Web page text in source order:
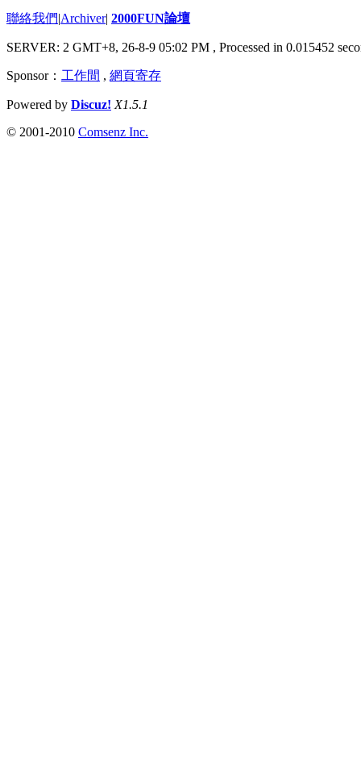
聯絡我們|Archiver| 2000FUN論壇
SERVER: 2 GMT+8, 26-8-9 05:02 PM , Processed in 0.015452
Sponsor： 工作間 , 網頁寄存
Powered by Discuz! X1.5.1
© 2001-2010 Comsenz Inc.